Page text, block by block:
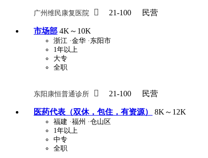
广州维民康复医院  21-100
民营
市场部 4K～10K
浙江 ·金华 ·东阳市
1年以上
大专
全职
东阳康恒普通诊所  21-100
民营
医药代表（双休，包住，有资源）
8K～12K
福建 ·福州 ·仓山区
1年以上
中专
全职